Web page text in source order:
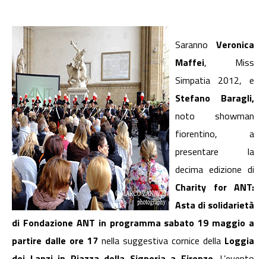
Saranno Veronica
Maffei, Miss
Simpatia 2012, e
Stefano Baragli,
noto
showman
fiorentino, a
presentare la
decima edizione di
Charity for ANT:
Asta di solidarietà
di Fondazione ANT in programma sabato 19 maggio a
partire dalle ore 17 nella suggestiva cornice della Loggia